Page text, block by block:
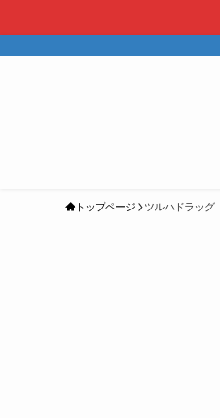
トップページ ツルハドラッグ